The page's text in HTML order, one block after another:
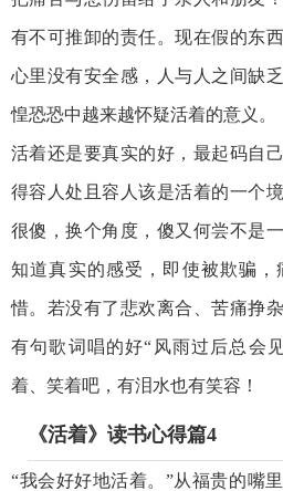
有不可推卸的责任。现在假的东
心里没有安全感，人与人之间缺
惶恐恐中越来越怀疑活着的意义。
活着还是要真实的好，最起码自
得容人处且容人该是活着的一个
很傻，换个角度，傻又何尝不是
知道真实的感受，即使被欺骗
惜。若没有了悲欢离合、苦痛挣
有句歌词唱的好“风雨过后总会
着、笑着吧，有泪水也有笑容！
《活着》读书心得篇4
“我会好好地活着。”从福贵的嘴